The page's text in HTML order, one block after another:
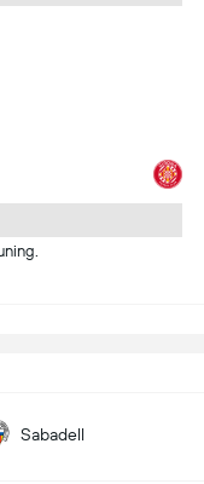
Sabadell